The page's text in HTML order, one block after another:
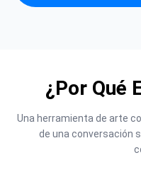
¿Por Qué
Una herramienta de arte
de una conversación